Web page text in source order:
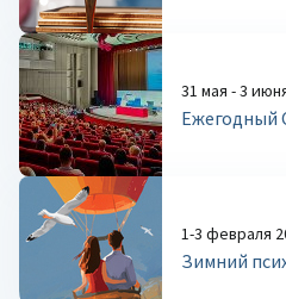
31 мая - 3
Ежегодный
1-3 февраля
Зимний